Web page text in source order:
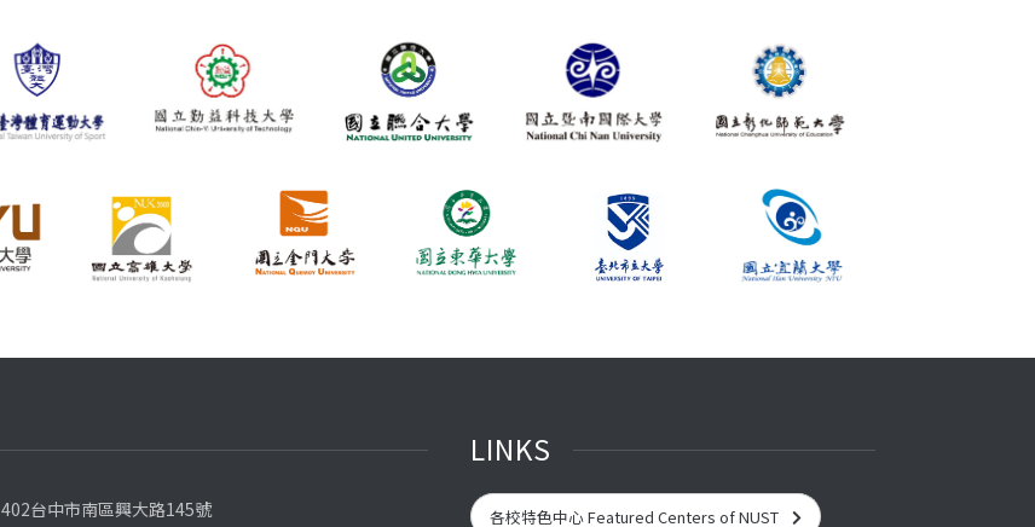
402台中市南區興大路145號
LINKS
各校特色中心 Featured Centers of NUST